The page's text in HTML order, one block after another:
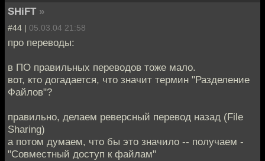
SHiFT »
#44 | 05.03.04 21:58
про переводы:
в ПО правильных переводов тоже мало.
вот, кто догадается, что значит термин "Разделение
Файлов"?
правильно, делаем реверсный перевод назад (File
Sharing)
а потом думаем, что бы это значило -- получаем -
"Совместный доступ к файлам"